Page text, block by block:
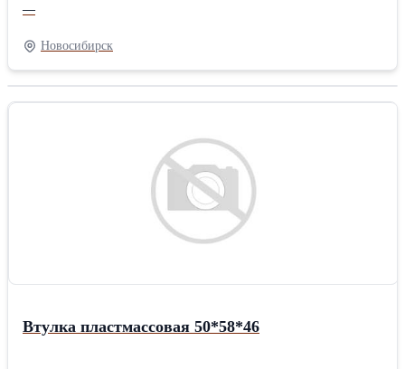
размер посадочного места 45; 48V/12V 3. НЗТБ 15-11 Ф 00 УХЛ
размер посадочного места 35; 24V/6V 4. НЗТБ 11-11 Ф 00 УХЛ
размер посадшочного места 35; 24V/6V 5. НЗТБ 15-09 Ф 00 УХЛ
размер посадочного места 30; 24V/6V 6. НЗТБ 11-09 Ф 00 УХЛ
—
Новосибирск
Втулка пластмассовая 50*58*46